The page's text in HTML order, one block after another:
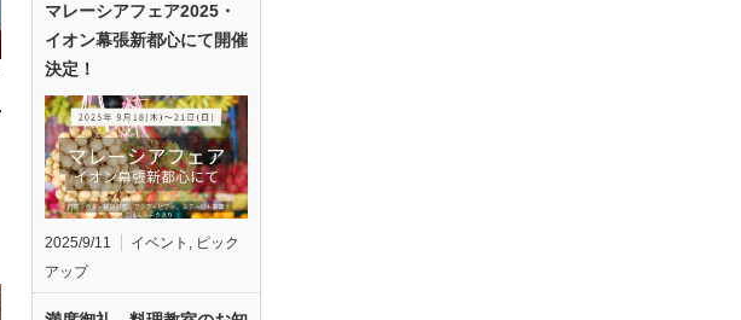
マレーシアフェア2025・
イオン幕張新都心にて開催
決定！
2025/9/11 イベント , ピック
アップ